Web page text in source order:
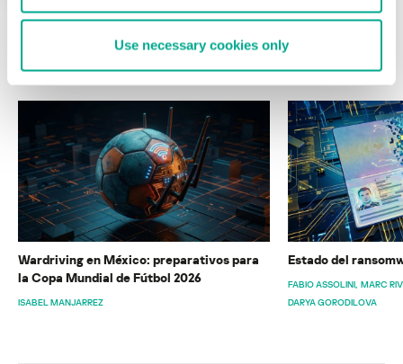
Use necessary cookies only
ÚLTIMAS PUBLICACIONES
Wardriving en México: preparativos para
la Copa Mundial de Fútbol 2026
ISABEL MANJARREZ
Estado del
FABIO ASSOLINI MARC
DARYA GORODILOVA